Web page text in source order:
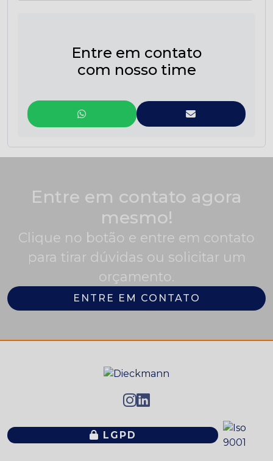
Entre em contato
com nosso time
Entre em contato agora
mesmo!
Clique no botão e entre em contato
para tirar dúvidas ou solicitar um
orçamento.
ENTRE EM CONTATO
LGPD